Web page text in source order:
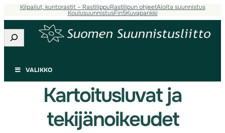
Kilpailut, kuntorastit – RastilippuRastilipun ohjeetAloita suunnistus
KoulusuunnistusFin5Kuvapankki
Etsi
VALIKKO
Kartoitusluvat ja
tekijänoikeudet